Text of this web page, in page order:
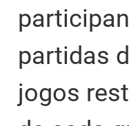
partidas
jogos